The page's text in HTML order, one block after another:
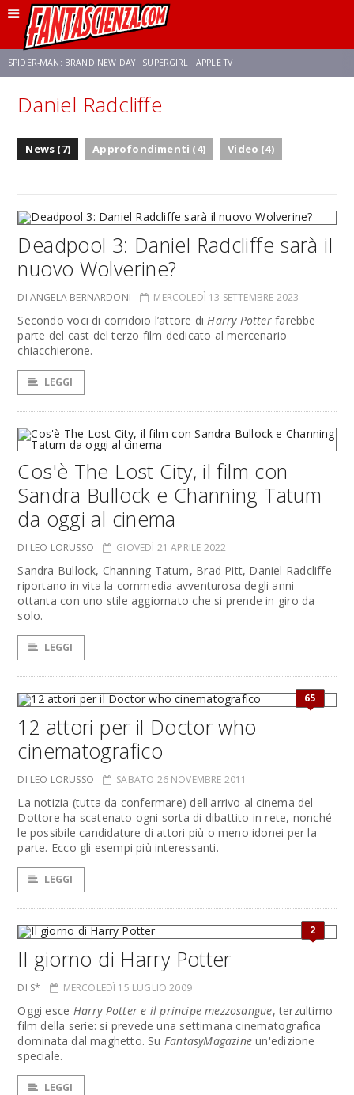
SPIDER-MAN: BRAND NEW DAY SUPERGIRL APPLE TV+
FRANCO RICCIARDIELLO ZENDAYA
Daniel Radcliffe
News (7) Approfondimenti (4) Video (4)
Deadpool 3: Daniel Radcliffe sarà il
nuovo Wolverine?
DI ANGELA BERNARDONI MERCOLEDÌ 13 SETTEMBRE 2023
Secondo voci di corridoio l’attore diHarry Potterfarebbe
parte del cast del terzo film dedicato al mercenario
chiacchierone.
LEGGI
Cos'è The Lost City, il film con
Sandra Bullock e Channing Tatum
da oggi al cinema
DI LEO LORUSSO GIOVEDÌ 21 APRILE 2022
Sandra Bullock, Channing Tatum, Brad Pitt, Daniel Radcliffe
riportano in vita la commedia avventurosa degli anni
ottanta con uno stile aggiornato che si prende in giro da
solo.
LEGGI
65
12 attori per il Doctor who
cinematografico
DI LEO LORUSSO SABATO 26 NOVEMBRE 2011
La notizia (tutta da confermare) dell'arrivo al cinema del
Dottore ha scatenato ogni sorta di dibattito in rete, nonché
le possibile candidature di attori più o meno idonei per la
parte. Ecco gli esempi più interessanti.
LEGGI
2
Il giorno di Harry Potter
DI S* MERCOLEDÌ 15 LUGLIO 2009
Oggi esce Harry Potter e il principe mezzosangue, terzultimo
film della serie: si prevede una settimana cinematografica
dominata dal maghetto. Su FantasyMagazine un'edizione
speciale.
LEGGI